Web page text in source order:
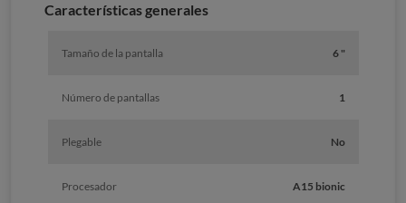
Características generales
Tamaño de la pantalla 6 "
Número de pantallas 1
Plegable No
Procesador A15 bionic